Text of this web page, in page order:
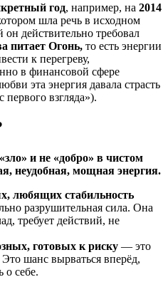
год, например, на 2014
шла речь в исходном
действительно требовал
питает Огонь, то есть энергии
к перегреву,
в финансовой сфере
эта энергия давала страсть
первого взгляда»).
и не «добро» в чистом
неудобная, мощная энергия.
любящих стабильность
разрушительная сила. Она
требует действий, не
готовых к риску — это
Это шанс вырваться вперёд,
о себе.